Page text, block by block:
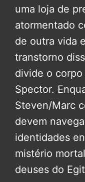
uma loja de
atormentado
de outra vida
transtorno
divide o
Spector.
Steven/Marc
devem
identidades
mistério
deuses do